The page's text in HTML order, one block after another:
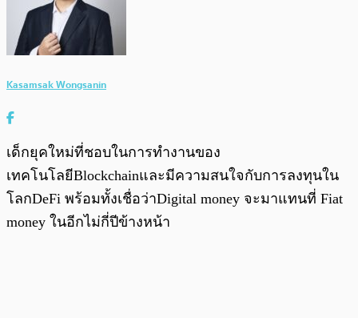
Kasamsak Wongsanin
เด็กยุคใหม่ที่ชอบในการทำงานของ
เทคโนโลยีBlockchainและมีความสนใจกับการลงทุนใน
โลกDeFi พร้อมทั้งเชื่อว่าDigital money จะมาแทนที่ Fiat
money ในอีกไม่กี่ปีข้างหน้า